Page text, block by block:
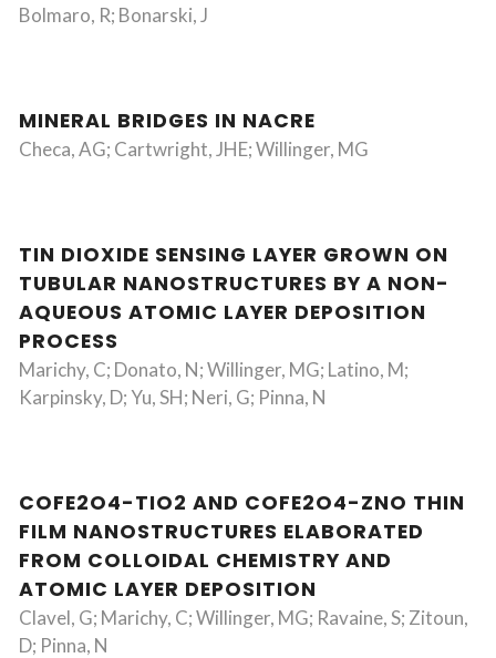
Bolmaro, R; Bonarski, J
MINERAL BRIDGES IN NACRE
Checa, AG; Cartwright, JHE; Willinger, MG
TIN DIOXIDE SENSING LAYER GROWN ON
TUBULAR NANOSTRUCTURES BY A NON-
AQUEOUS ATOMIC LAYER DEPOSITION
PROCESS
Marichy, C; Donato, N; Willinger, MG; Latino, M;
Karpinsky, D; Yu, SH; Neri, G; Pinna, N
COFE2O4-TIO2 AND COFE2O4-ZNO THIN
FILM NANOSTRUCTURES ELABORATED
FROM COLLOIDAL CHEMISTRY AND
ATOMIC LAYER DEPOSITION
Clavel, G; Marichy, C; Willinger, MG; Ravaine, S; Zitoun,
D; Pinna, N